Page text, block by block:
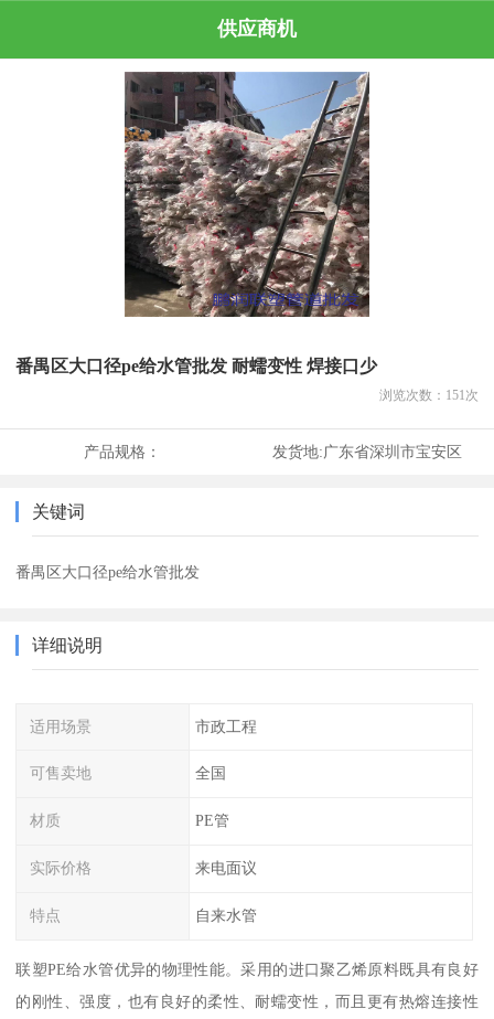
供应商机
番禺区大口径pe给水管批发 耐蠕变性 焊接口少
浏览次数： 151 次
产品规格： 发货地:广东省深圳市宝安区
关键词
番禺区大口径pe给水管批发
详细说明
适用场景 市政工程
可售卖地 全国
材质 PE管
实际价格 来电面议
特点 自来水管
联塑PE给水管优异的物理性能。采用的进口聚乙烯原料既具有良好
的刚性、强度，也有良好的柔性、耐蠕变性，而且更有热熔连接性